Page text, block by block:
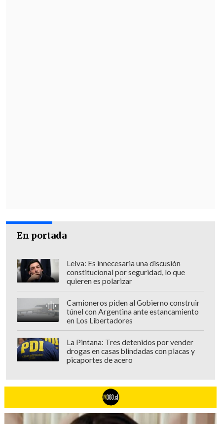
En portada
Leiva: Es innecesaria una discusión
constitucional por seguridad, lo que
quieren es polarizar
Camioneros piden al Gobierno construir
túnel con Argentina ante estancamiento
en Los Libertadores
La Pintana: Tres detenidos por vender
drogas en casas blindadas con placas y
picaportes de acero